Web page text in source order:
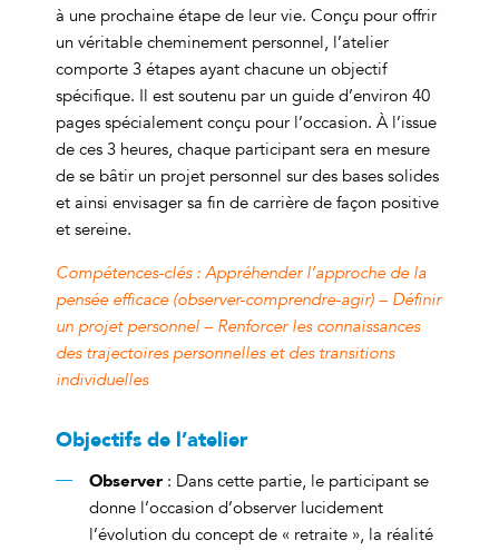
à une prochaine étape de leur vie. Conçu pour offrir
un véritable cheminement personnel, l’atelier
comporte 3 étapes ayant chacune un objectif
spécifique. Il est soutenu par un guide d’environ 40
pages spécialement conçu pour l’occasion. À l’issue
de ces 3 heures, chaque participant sera en mesure
de se bâtir un projet personnel sur des bases solides
et ainsi envisager sa fin de carrière de façon positive
et sereine.
Compétences-clés : Appréhender l’approche de la
pensée efficace (observer-comprendre-agir) – Définir
un projet personnel – Renforcer les connaissances
des trajectoires personnelles et des transitions
individuelles
Objectifs de l’atelier
Observer : Dans cette partie, le participant se
donne l’occasion d’observer lucidement
l’évolution du concept de « retraite », la réalité